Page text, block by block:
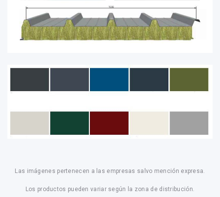
Las imágenes pertenecen a las empresas salvo mención expresa.
Los productos pueden variar según la zona de distribución.